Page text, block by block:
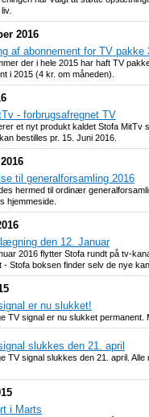
2016
af abonnement for TV pakke
der i hele 2015 har haft TV
i 2015 (4 kr. om måneden).
- forbrugsafregnet TV
et nyt produkt kaldet Stofa MitTv
bestilles pr. 15. Juni 2016.
til generalforsamling 2016
hermed til ordinær
hjemmeside.
den 12. Januar
2016 flytter Stofa rundt på tv-
- Stofa boksen finder selv de nye
er nu slukket!
TV signal er nu slukket
slukkes den 21. april
TV signal slukkes den 21. april.
i Marts